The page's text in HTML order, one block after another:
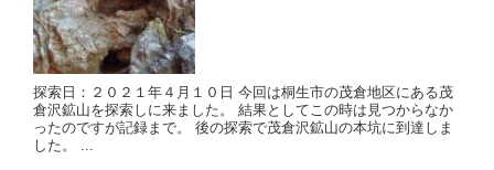
探索日：２０２１年４月１０日 今回は桐生市の茂倉地区にある茂
倉沢鉱山を探索しに来ました。 結果としてこの時は見つからなか
ったのですが記録まで。 後の探索で茂倉沢鉱山の本坑に到達しま
した。 ...